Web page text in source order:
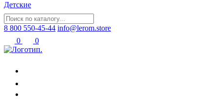
Детские
8 800 550-45-44 info@lerom.store
0
0